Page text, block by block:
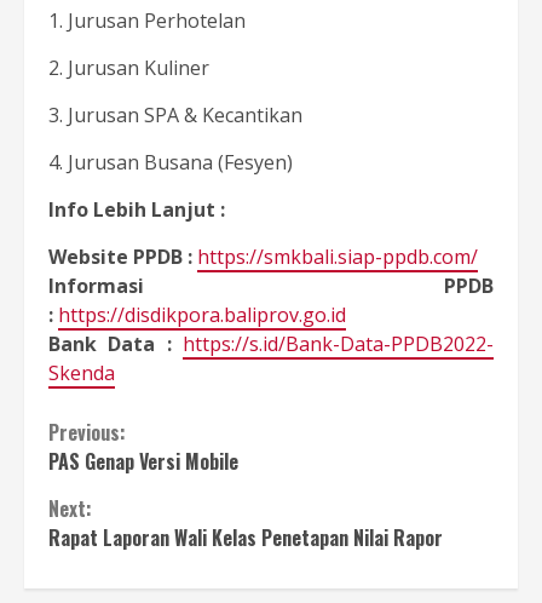
1. Jurusan Perhotelan
2. Jurusan Kuliner
3. Jurusan SPA & Kecantikan
4. Jurusan Busana (Fesyen)
Info Lebih Lanjut :
Website PPDB : https://smkbali.siap-ppdb.com/
Informasi PPDB
: https://disdikpora.baliprov.go.id
Bank Data : https://s.id/Bank-Data-PPDB2022-
Skenda
Continue
Reading
Previous:
PAS Genap Versi Mobile
Next:
Rapat Laporan Wali Kelas Penetapan Nilai Rapor